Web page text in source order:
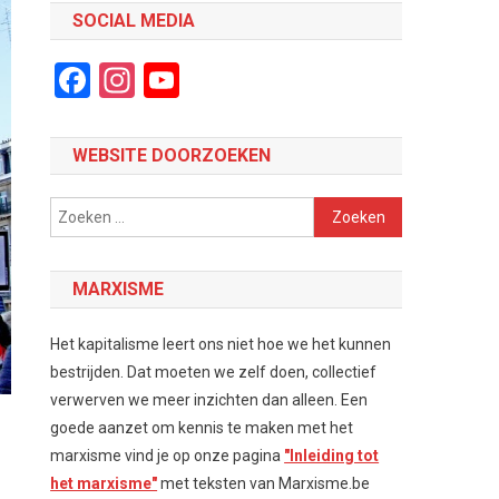
SOCIAL MEDIA
Facebook
Instagram
WEBSITE DOORZOEKEN
Zoeken
naar:
MARXISME
Het kapitalisme leert ons niet hoe we het kunnen
bestrijden. Dat moeten we zelf doen, collectief
verwerven we meer inzichten dan alleen. Een
goede aanzet om kennis te maken met het
marxisme vind je op onze pagina "Inleiding tot
het marxisme"met teksten van Marxisme.be